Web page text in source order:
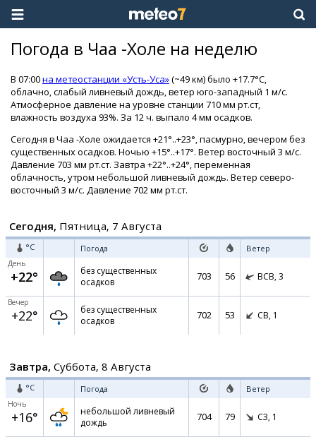
Погода в Чаа -Холе на неделю
В 07:00на метеостанции «Усть-Уса»(~49 км) было +17.7°C,
облачно, слабый ливневый дождь, ветер юго-западный 1 м/с.
Атмосферное давление на уровне станции 710 мм рт.ст,
влажность воздуха 93%. За 12 ч. выпало 4 мм осадков.
Сегодня в Чаа -Холе ожидается +21°..+23°, пасмурно, вечером без
существенных осадков. Ночью +15°..+17°. Ветер восточный 3 м/с.
Давление 703 мм рт.ст. Завтра +22°..+24°, переменная
облачность, утром небольшой ливневый дождь. Ветер северо-
восточный 3 м/с. Давление 702 мм рт.ст.
Сегодня, Пятница, 7 Августа
°C Погода Ветер
День
+22°
без существенных
осадков
703 56 ВСВ, 3
Вечер
+22°
без существенных
осадков
702 53 СВ, 1
Завтра, Суббота, 8 Августа
°C Погода Ветер
Ночь
+16°
небольшой ливневый
дождь
704 79 СЗ, 1